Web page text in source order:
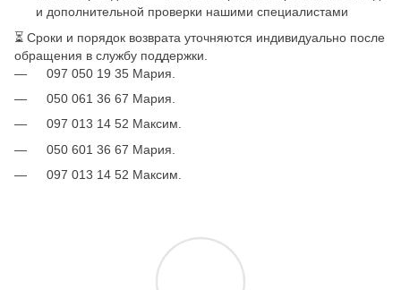
и дополнительной проверки нашими специалистами
⏳ Сроки и порядок возврата уточняются индивидуально после
обращения в службу поддержки.
097 050 19 35 Мария.
050 061 36 67 Мария.
097 013 14 52 Максим.
050 601 36 67 Мария.
097 013 14 52 Максим.